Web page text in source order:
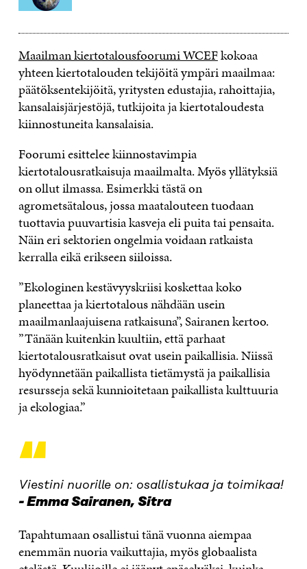
Maailman kiertotalousfoorumi WCEFkokoaa
yhteen kiertotalouden tekijöitä ympäri maailmaa:
päätöksentekijöitä, yritysten edustajia, rahoittajia,
kansalaisjärjestöjä, tutkijoita ja kiertotaloudesta
kiinnostuneita kansalaisia.
Foorumi esittelee kiinnostavimpia
kiertotalousratkaisuja maailmalta. Myös yllätyksiä
on ollut ilmassa. Esimerkki tästä on
agrometsätalous, jossa maatalouteen tuodaan
tuottavia puuvartisia kasveja eli puita tai pensaita.
Näin eri sektorien ongelmia voidaan ratkaista
kerralla eikä erikseen siiloissa.
”Ekologinen kestävyyskriisi koskettaa koko
planeettaa ja kiertotalous nähdään usein
maailmanlaajuisena ratkaisuna”, Sairanen kertoo.
”Tänään kuitenkin kuultiin, että parhaat
kiertotalousratkaisut ovat usein paikallisia. Niissä
hyödynnetään paikallista tietämystä ja paikallisia
resursseja sekä kunnioitetaan paikallista kulttuuria
ja ekologiaa.”
“
Viestini nuorille on: osallistukaa ja toimikaa!
Emma Sairanen, Sitra
Tapahtumaan osallistui tänä vuonna aiempaa
enemmän nuoria vaikuttajia, myös globaalista